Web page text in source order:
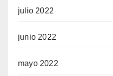
julio 2022
junio 2022
mayo 2022